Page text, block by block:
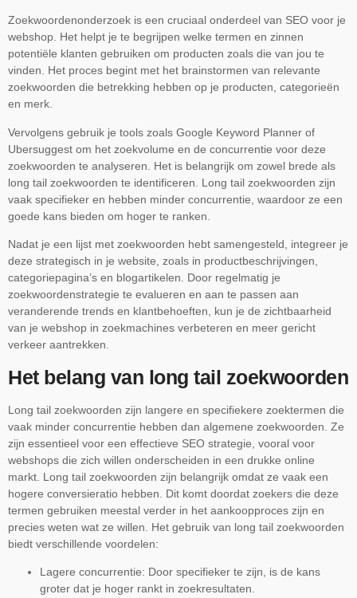
Zoekwoordenonderzoek is een cruciaal onderdeel van SEO voor je
webshop. Het helpt je te begrijpen welke termen en zinnen
potentiële klanten gebruiken om producten zoals die van jou te
vinden. Het proces begint met het brainstormen van relevante
zoekwoorden die betrekking hebben op je producten, categorieën
en merk.
Vervolgens gebruik je tools zoals Google Keyword Planner of
Ubersuggest om het zoekvolume en de concurrentie voor deze
zoekwoorden te analyseren. Het is belangrijk om zowel brede als
long tail zoekwoorden te identificeren. Long tail zoekwoorden zijn
vaak specifieker en hebben minder concurrentie, waardoor ze een
goede kans bieden om hoger te ranken.
Nadat je een lijst met zoekwoorden hebt samengesteld, integreer je
deze strategisch in je website, zoals in productbeschrijvingen,
categoriepagina’s en blogartikelen. Door regelmatig je
zoekwoordenstrategie te evalueren en aan te passen aan
veranderende trends en klantbehoeften, kun je de zichtbaarheid
van je webshop in zoekmachines verbeteren en meer gericht
verkeer aantrekken.
Het belang van long tail zoekwoorden
Long tail zoekwoorden zijn langere en specifiekere zoektermen die
vaak minder concurrentie hebben dan algemene zoekwoorden. Ze
zijn essentieel voor een effectieve SEO strategie, vooral voor
webshops die zich willen onderscheiden in een drukke online
markt. Long tail zoekwoorden zijn belangrijk omdat ze vaak een
hogere conversieratio hebben. Dit komt doordat zoekers die deze
termen gebruiken meestal verder in het aankoopproces zijn en
precies weten wat ze willen. Het gebruik van long tail zoekwoorden
biedt verschillende voordelen:
Lagere concurrentie: Door specifieker te zijn, is de kans
groter dat je hoger rankt in zoekresultaten.